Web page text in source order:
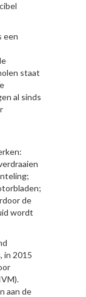
een
staat
al sinds
de
wordt
in 2015
aan de